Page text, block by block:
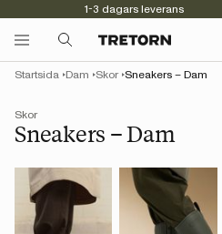
1-3 dagars leverans
Skor
Sneakers – Dam
Startsida Dam Skor Sneakers – Dam